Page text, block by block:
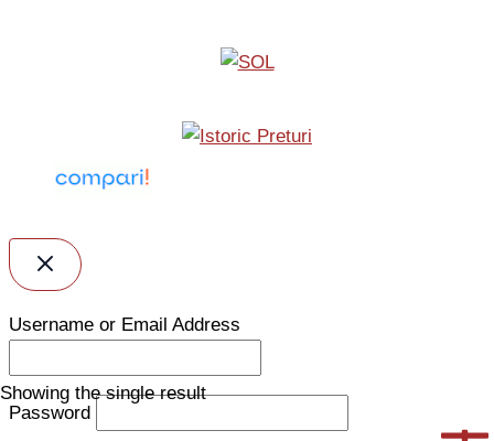
Showing the single result
Username or Email Address
Password